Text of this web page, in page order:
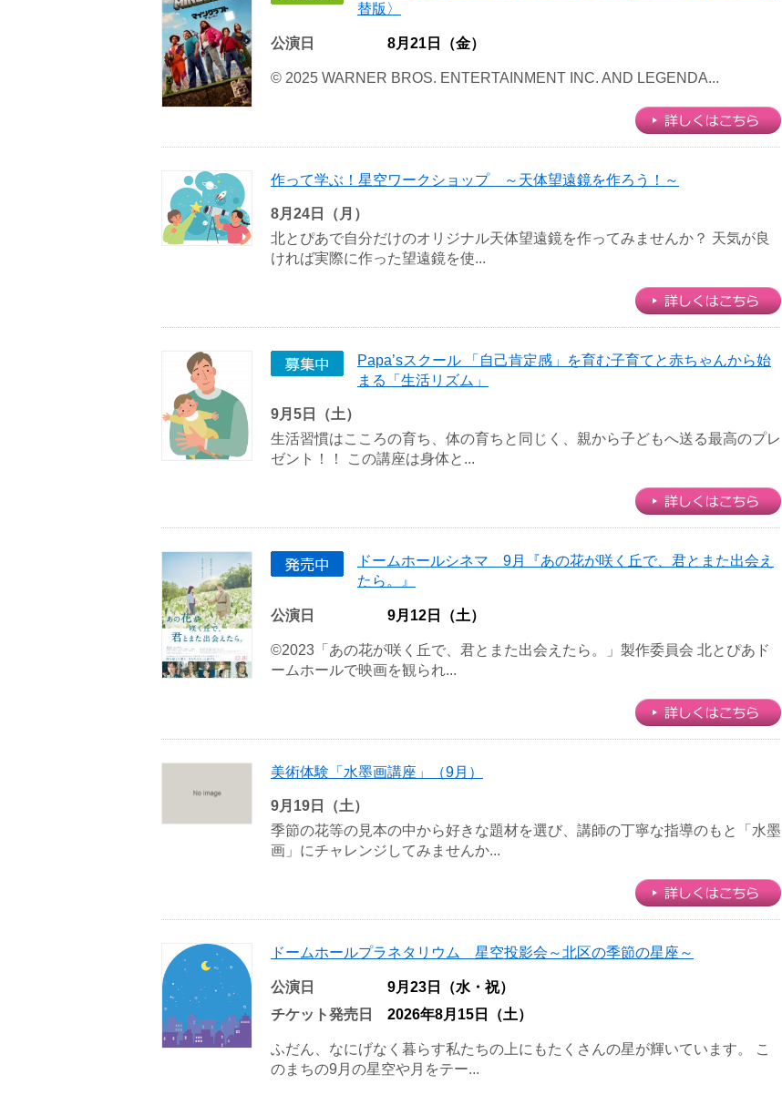
替版〉
公演日 8月21日（金）
© 2025 WARNER BROS. ENTERTAINMENT INC. AND LEGENDA...
作って学ぶ！星空ワークショップ ～天体望遠鏡を作ろう！～
8月24日（月）
北とぴあで自分だけのオリジナル天体望遠鏡を作ってみませんか？ 天気が良
ければ実際に作った望遠鏡を使...
Papa’sスクール 「自己肯定感」を育む子育てと赤ちゃんから始
まる「生活リズム」
9月5日（土）
生活習慣はこころの育ち、体の育ちと同じく、親から子どもへ送る最高のプレ
ゼント！！ この講座は身体と...
ドームホールシネマ 9月『あの花が咲く丘で、君とまた出会え
たら。』
公演日 9月12日（土）
©2023「あの花が咲く丘で、君とまた出会えたら。」製作委員会 北とぴあド
ームホールで映画を観られ...
美術体験「水墨画講座」（9月）
9月19日（土）
季節の花等の見本の中から好きな題材を選び、講師の丁寧な指導のもと「水墨
画」にチャレンジしてみませんか...
ドームホールプラネタリウム 星空投影会～北区の季節の星座～
公演日
9月23日（水・祝）
チケット発売日
2026年8月15日（土）
ふだん、なにげなく暮らす私たちの上にもたくさんの星が輝いています。 こ
のまちの9月の星空や月をテー...